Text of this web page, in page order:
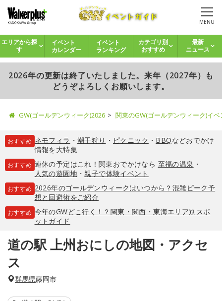
MENU
エリアから探
す
イベント
カレンダー
イベント
ランキング
カテゴリ別
おすすめ
最新
ニュース
2026年の更新は終了いたしました。来年（2027年）も
どうぞよろしくお願いします。
GW(ゴールデンウィーク)2026 関東のGW(ゴールデンウィーク)イ
おすすめ ネモフィラ ・ 潮干狩り ・ ピクニック ・ BBQなどおでかけ
情報を大特集
おすすめ 連休の予定はこれ！関東おでかけなら 至福の温泉 ・
人気の遊園地・親子で体験イベント
おすすめ 2026年のゴールデンウィークはいつから？混雑ピーク予
想と回避術をご紹介
おすすめ 今年のGWどこ行く！？関東・関西・東海エリア別スポ
ットガイド
道の駅 上州おにしの地図・アクセ
ス
群馬県藤岡市